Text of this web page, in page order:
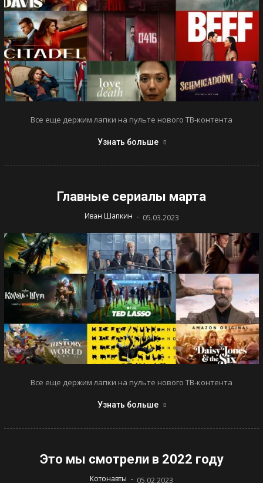
Все еще держим лапки на пульте нового ТВ-контента
Узнать больше
Главные сериалы марта
Иван Шапкин - 05.03.2023
Все еще держим лапки на пульте нового ТВ-контента
Узнать больше
Это мы смотрели в 2022 году
Котонавты - 05.02.2023